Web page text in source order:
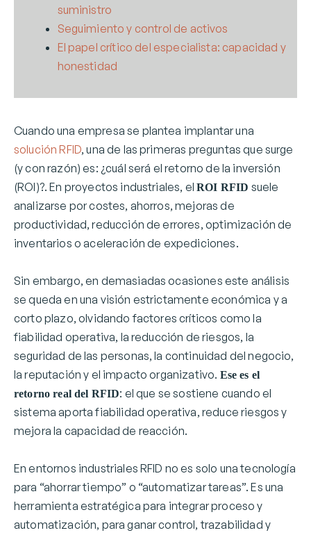
suministro
Seguimiento y control de activos
El papel crítico del especialista: capacidad y
honestidad
Cuando una empresa se plantea implantar una
solución RFID, una de las primeras preguntas que surge
(y con razón) es: ¿cuál será el retorno de la inversión
(ROI)?. En proyectos industriales, elROI RFID suele
analizarse por costes, ahorros, mejoras de
productividad, reducción de errores, optimización de
inventarios o aceleración de expediciones.
Sin embargo, en demasiadas ocasiones este análisis
se queda en una visión estrictamente económica y a
corto plazo, olvidando factores críticos como la
fiabilidad operativa, la reducción de riesgos, la
seguridad de las personas, la continuidad del negocio,
la reputación y el impacto organizativo. Ese es el
retorno real del RFID: el que se sostiene cuando el
sistema aporta fiabilidad operativa, reduce riesgos y
mejora la capacidad de reacción.
En entornos industriales RFID no es solo una tecnología
para “ahorrar tiempo” o “automatizar tareas”. Es una
herramienta estratégica para integrar proceso y
automatización, para ganar control, trazabilidad y